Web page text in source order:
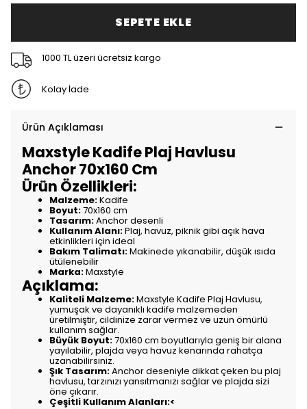
SEPETE EKLE
1000 TL üzeri ücretsiz kargo
Kolay İade
Ürün Açıklaması
Maxstyle Kadife Plaj Havlusu
Anchor 70x160 Cm
Ürün Özellikleri:
Malzeme:Kadife
Boyut:70x160 cm
Tasarım:Anchor desenli
Kullanım Alanı:Plaj, havuz, piknik gibi açık hava
etkinlikleri için ideal
Bakım Talimatı:Makinede yıkanabilir, düşük ısıda
ütülenebilir
Marka:Maxstyle
Açıklama:
Kaliteli Malzeme:Maxstyle Kadife Plaj Havlusu,
yumuşak ve dayanıklı kadife malzemeden
üretilmiştir, cildinize zarar vermez ve uzun ömürlü
kullanım sağlar.
Büyük Boyut:70x160 cm boyutlarıyla geniş bir alana
yayılabilir, plajda veya havuz kenarında rahatça
uzanabilirsiniz.
Şık Tasarım:Anchor deseniyle dikkat çeken bu plaj
havlusu, tarzınızı yansıtmanızı sağlar ve plajda sizi
öne çıkarır.
Çeşitli Kullanım Alanları:<